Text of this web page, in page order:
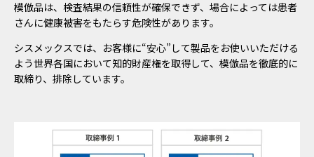
模倣品は、検査結果の信頼性が確保できず、場合によっては患者
さんに健康被害をもたらす危険性があります。
シスメックスでは、お客様に“安心”して製品をお使いいただける
よう世界各国において知的財産権を取得して、模倣品を徹底的に
取締り、排除しています。